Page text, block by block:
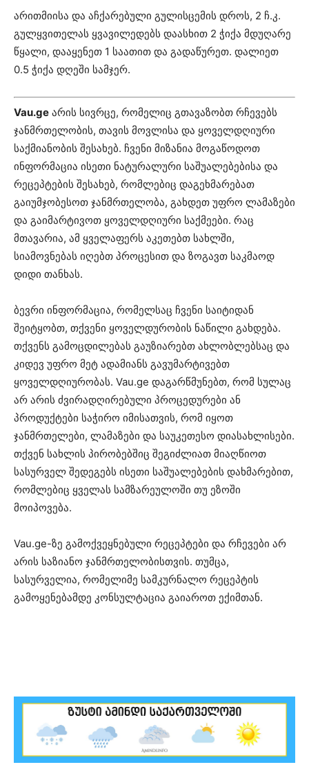
არითმიისა და აჩქარებული გულისცემის დროს, 2 ჩ.კ.
გულყვითელას ყვავილედებს დაასხით 2 ჭიქა მდუღარე
წყალი, დააყენეთ 1 საათით და გადაწურეთ. დალიეთ
0.5 ჭიქა დღეში სამჯერ.
Vau.ge არის სივრცე, რომელიც გთავაზობთ რჩევებს
ჯანმრთელობის, თავის მოვლისა და ყოველდღიური
საქმიანობის შესახებ. ჩვენი მიზანია მოგაწოდოთ
ინფორმაცია ისეთი ნატურალური საშუალებებისა და
რეცეპტების შესახებ, რომლებიც დაგეხმარებათ
გაიუმჯობესოთ ჯანმრთელობა, გახდეთ უფრო ლამაზები
და გაიმარტივოთ ყოველდღიური საქმეები. რაც
მთავარია, ამ ყველაფერს აკეთებთ სახლში,
სიამოვნებას იღებთ პროცესით და ზოგავთ საკმაოდ
დიდი თანხას.
ბევრი ინფორმაცია, რომელსაც ჩვენი საიტიდან
შეიტყობთ, თქვენი ყოველდურობის ნაწილი გახდება.
თქვენს გამოცდილებას გაუზიარებთ ახლობლებსაც და
კიდევ უფრო მეტ ადამიანს გავუმარტივებთ
ყოველდღიურობას. Vau.ge დაგარწმუნებთ, რომ სულაც
არ არის ძვირადღირებული პროცედურები ან
პროდუქტები საჭირო იმისათვის, რომ იყოთ
ჯანმრთელები, ლამაზები და საუკეთესო დიასახლისები.
თქვენ სახლის პირობებშიც შეგიძლიათ მიაღწიოთ
სასურველ შედეგებს ისეთი საშუალებების დახმარებით,
რომლებიც ყველას სამზარეულოში თუ ეზოში
მოიპოვება.
Vau.ge-ზე გამოქვეყნებული რეცეპტები და რჩევები არ
არის საზიანო ჯანმრთელობისთვის. თუმცა,
სასურველია, რომელიმე სამკურნალო რეცეპტის
გამოყენებამდე კონსულტაცია გაიაროთ ექიმთან.